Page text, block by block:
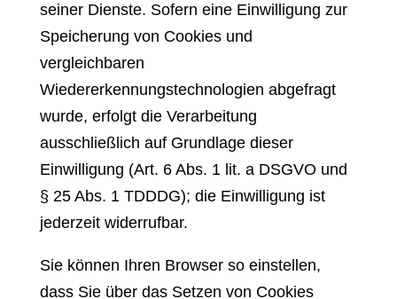
seiner Dienste. Sofern eine Einwilligung zur
Speicherung von Cookies und
vergleichbaren
Wiedererkennungstechnologien abgefragt
wurde, erfolgt die Verarbeitung
ausschließlich auf Grundlage dieser
Einwilligung (Art. 6 Abs. 1 lit. a DSGVO und
§ 25 Abs. 1 TDDDG); die Einwilligung ist
jederzeit widerrufbar.
Sie können Ihren Browser so einstellen,
dass Sie über das Setzen von Cookies